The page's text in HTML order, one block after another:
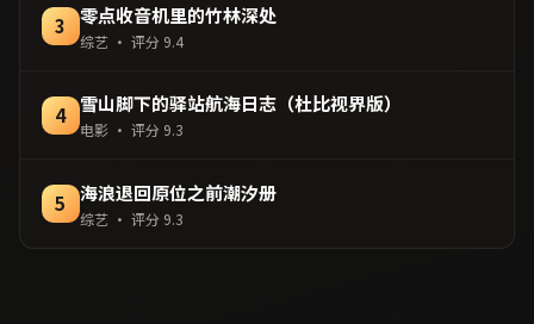
3 零点收音机里的竹林深处
综艺 · 评分 9.4
4 雪山脚下的驿站航海日志（杜比视界版）
电影· 评分 9.3
5 海浪退回原位之前潮汐册
综艺· 评分 9.3